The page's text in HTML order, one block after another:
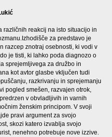
različnih reakcij na isto situacijo in
za predstavo je
razcep znotraj osebnosti, ki vodi v
je tisti, ki lahko poda diagnozo o
sprejemljivega za družbo in
kot avtor glasbe vključen tudi
razkrivanju in sprejemanju
pogled smešen, razvajen otrok,
v obvladljivih in varnih
ženskim principom. V svoji
pravi argument za svojo
skozi katero izvablja svojo
nenehno potrebuje nove izzive.